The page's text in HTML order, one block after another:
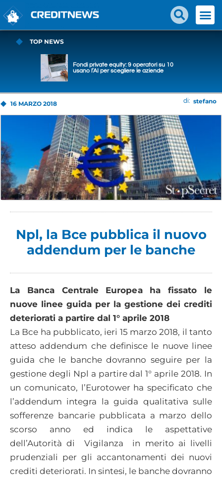
TOP NEWS
Fondi private equity: 9 operatori su 10
usano l’AI per scegliere le aziende
16 MARZO 2018 di: stefano
Npl, la Bce pubblica il nuovo
addendum per le banche
La Banca Centrale Europea ha fissato le
nuove linee guida per la gestione dei crediti
deteriorati a partire dal 1° aprile 2018
La Bce ha pubblicato, ieri 15 marzo 2018, il tanto
atteso addendum che definisce le nuove linee
guida che le banche dovranno seguire per la
gestione degli Npl a partire dal 1° aprile 2018. In
un comunicato, l’Eurotower ha specificato che
l’addendum integra la guida qualitativa sulle
sofferenze bancarie pubblicata a marzo dello
scorso anno ed indica le aspettative
dell’Autorità di Vigilanza in merito ai livelli
prudenziali per gli accantonamenti dei nuovi
crediti deteriorati. In sintesi, le banche dovranno